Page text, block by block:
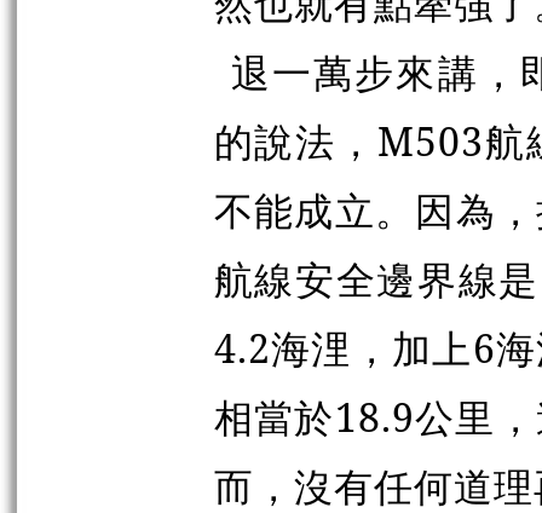
退一萬步來講，
的說法，M503航
不能成立。因為
航線安全邊界線
4.2海浬，加上6
相當於18.9公里
而，沒有任何道